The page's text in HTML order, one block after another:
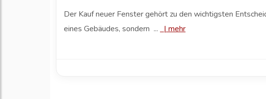
Der Kauf neuer Fenster gehört zu den wichtigsten
eines Gebäudes, sondern ... |mehr